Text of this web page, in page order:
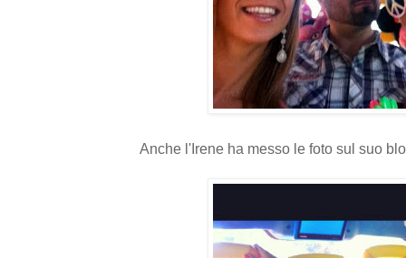
Anche l'Irene ha messo le foto sul suo